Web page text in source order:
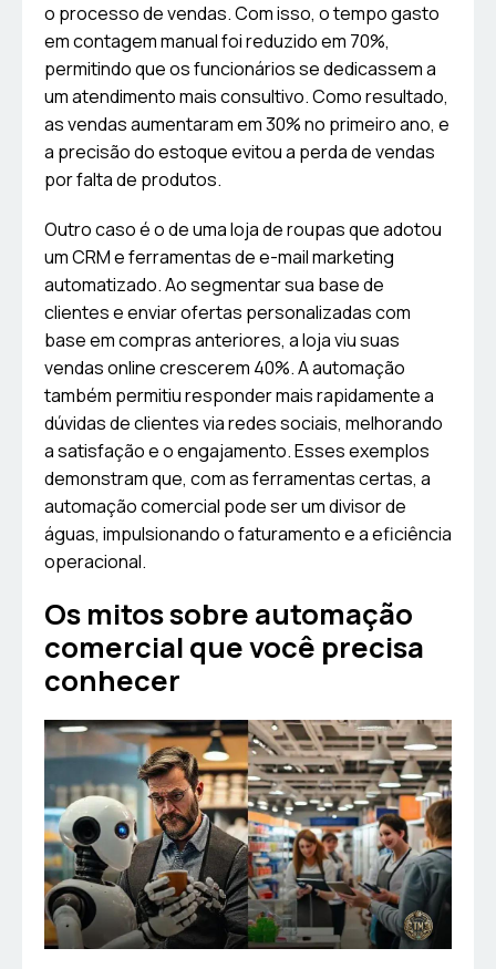
o processo de vendas. Com isso, o tempo gasto
em contagem manual foi reduzido em 70%,
permitindo que os funcionários se dedicassem a
um atendimento mais consultivo. Como resultado,
as vendas aumentaram em 30% no primeiro ano, e
a precisão do estoque evitou a perda de vendas
por falta de produtos.
Outro caso é o de uma loja de roupas que adotou
um CRM e ferramentas de e-mail marketing
automatizado. Ao segmentar sua base de
clientes e enviar ofertas personalizadas com
base em compras anteriores, a loja viu suas
vendas online crescerem 40%. A automação
também permitiu responder mais rapidamente a
dúvidas de clientes via redes sociais, melhorando
a satisfação e o engajamento. Esses exemplos
demonstram que, com as ferramentas certas, a
automação comercial pode ser um divisor de
águas, impulsionando o faturamento e a eficiência
operacional.
Os mitos sobre automação
comercial que você precisa
conhecer